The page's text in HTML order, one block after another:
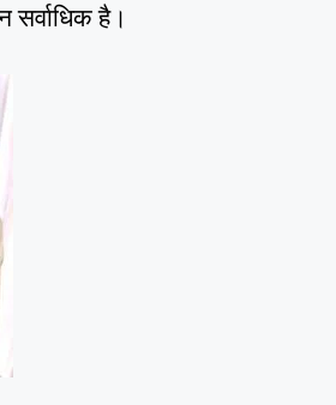
सर्वाधिक है।